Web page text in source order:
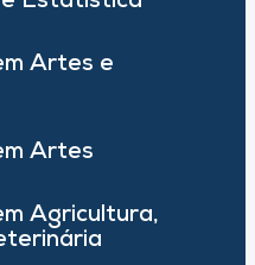
Artes e
Artes
Agricultura,